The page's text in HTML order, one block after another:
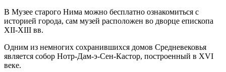
В Музее старого Нима можно бесплатно ознакомиться с
историей города, сам музей расположен во дворце епископа
XII-XIII вв.
Одним из немногих сохранившихся домов Средневековья
является собор Нотр-Дам-э-Сен-Кастор, построенный в XVI
веке.